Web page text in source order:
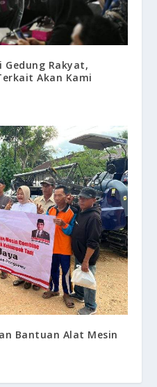
Gedung Rakyat,
Akan Kami
Bantuan Alat Mesin